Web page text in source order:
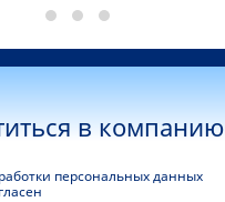
в компанию
персональных данных